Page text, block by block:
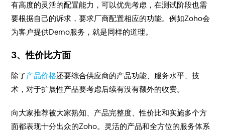
有高度的灵活的配置能力，可以优先考虑，在测试阶段也需
要根据自己的诉求，要求厂商配置相应的功能。例如Zoho会
为客户提供Demo服务，就是同样的道理。
3、性价比方面
除了产品价格还要综合供应商的产品功能、服务水平、技
术，对于扩展性产品要考虑后续有没有额外的收费。
向大家推荐被大家熟知、产品完整度、性价比和实施多个方
面都表现十分出众的Zoho。灵活的产品和全方位的服务体系